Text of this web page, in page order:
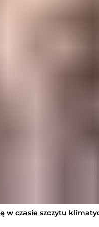
w czasie szczytu